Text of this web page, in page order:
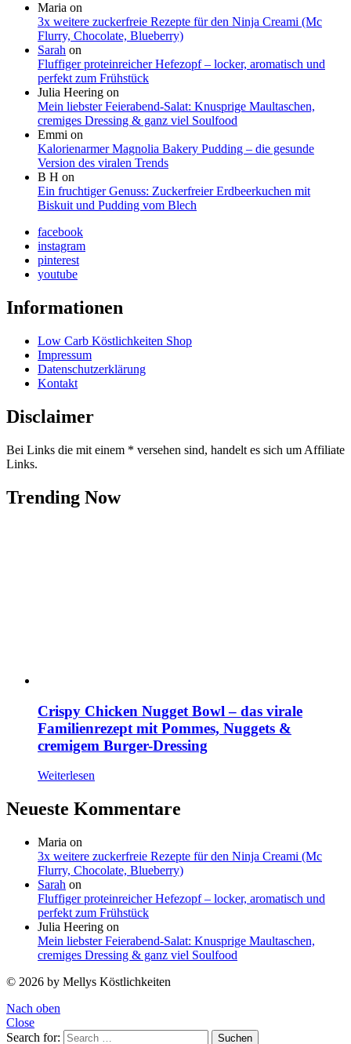
Maria on
3x weitere zuckerfreie Rezepte für den Ninja Creami (Mc
Flurry, Chocolate, Blueberry)
Sarah on
Fluffiger proteinreicher Hefezopf – locker, aromatisch und
perfekt zum Frühstück
Julia Heering on
Mein liebster Feierabend-Salat: Knusprige Maultaschen,
cremiges Dressing & ganz viel Soulfood
Emmi on
Kalorienarmer Magnolia Bakery Pudding – die gesunde
Version des viralen Trends
B H on
Ein fruchtiger Genuss: Zuckerfreier Erdbeerkuchen mit
Biskuit und Pudding vom Blech
facebook
instagram
pinterest
youtube
Informationen
Low Carb Köstlichkeiten Shop
Impressum
Datenschutzerklärung
Kontakt
Disclaimer
Bei Links die mit einem * versehen sind, handelt es sich um Affiliate
Links.
Trending Now
Crispy Chicken Nugget Bowl – das virale
Familienrezept mit Pommes, Nuggets &
cremigem Burger-Dressing
Weiterlesen
Neueste Kommentare
Maria on
3x weitere zuckerfreie Rezepte für den Ninja Creami (Mc
Flurry, Chocolate, Blueberry)
Sarah on
Fluffiger proteinreicher Hefezopf – locker, aromatisch und
perfekt zum Frühstück
Julia Heering on
Mein liebster Feierabend-Salat: Knusprige Maultaschen,
cremiges Dressing & ganz viel Soulfood
© 2026 by Mellys Köstlichkeiten
Nach oben
Close
Search for:
Suchen